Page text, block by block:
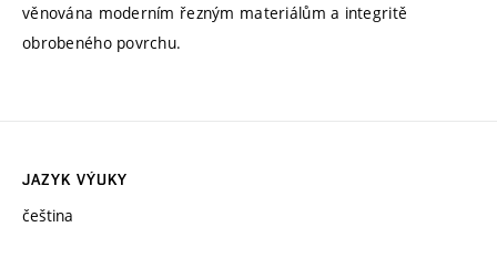
věnována moderním řezným materiálům a integritě
obrobeného povrchu.
JAZYK VÝUKY
čeština